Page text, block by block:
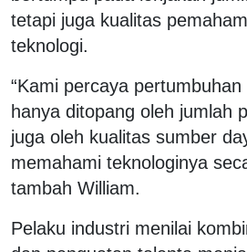
tetapi juga kualitas
teknologi.
“Kami percaya
hanya ditopang oleh jumlah
juga oleh kualitas sumber
memahami teknologinya
tambah William.
Pelaku industri menilai